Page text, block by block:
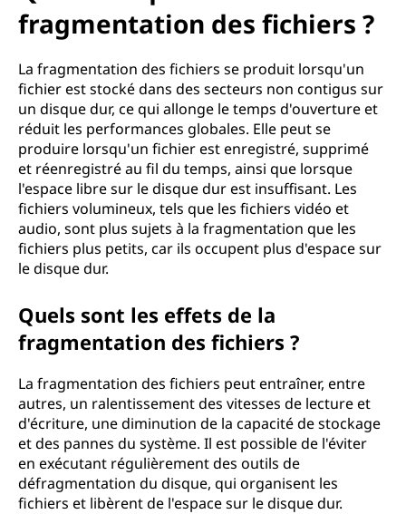
m
fragmentation des fichiers ?
La fragmentation des fichiers se produit lorsqu'un
fichier est stocké dans des secteurs non contigus sur
un disque dur, ce qui allonge le temps d'ouverture et
réduit les performances globales. Elle peut se
produire lorsqu'un fichier est enregistré, supprimé
et réenregistré au fil du temps, ainsi que lorsque
l'espace libre sur le disque dur est insuffisant. Les
fichiers volumineux, tels que les fichiers vidéo et
audio, sont plus sujets à la fragmentation que les
fichiers plus petits, car ils occupent plus d'espace sur
le disque dur.
Quels sont les effets de la
fragmentation des fichiers ?
La fragmentation des fichiers peut entraîner, entre
autres, un ralentissement des vitesses de lecture et
d'écriture, une diminution de la capacité de stockage
et des pannes du système. Il est possible de l'éviter
en exécutant régulièrement des outils de
défragmentation du disque, qui organisent les
fichiers et libèrent de l'espace sur le disque dur.